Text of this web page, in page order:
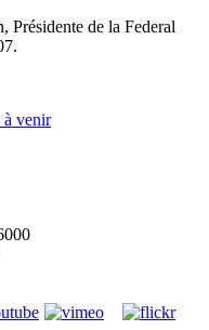
Présidente de la Federal
à venir